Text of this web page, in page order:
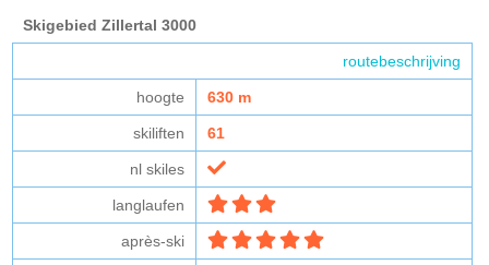
Skigebied Zillertal 3000
routebeschrijving
hoogte 630 m
skiliften 61
nl skiles
langlaufen
après-ski